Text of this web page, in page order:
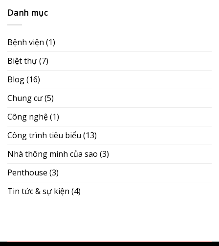
Danh mục
Bệnh viện (1)
Biệt thự(7)
Blog(16)
Chung cư(5)
Công nghệ(1)
Công trình tiêu biểu (13)
Nhà thông minh của sao (3)
Penthouse (3)
Tin tức & sự kiện (4)